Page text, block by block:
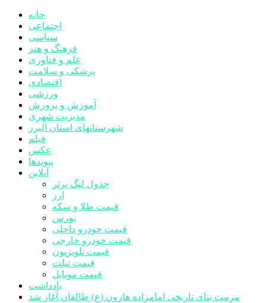
خانه
اجتماعی
سیاسی
فرهنگ و هنر
علم و فناوری
پزشکی و سلامت
اقتصادی
ورزشی
آموزش و پرورش
مدیریت شهری
شهرستانهای استان البرز
فیلم
عکس
پیوندها
آنلاین
جدول لیگ برتر
ارز
قیمت طلا و سکه
بورس
قیمت خودرو داخلی
قیمت خودرو خارجی
قیمت تلویزیون
قیمت تبلت
قیمت موبایل
یادداشت
مرمت بنای تاریخی امامزاده هارون (ع) طالقان آغاز شد